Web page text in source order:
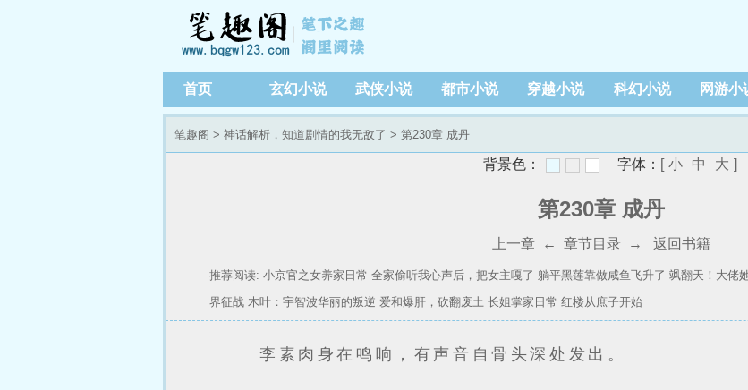
首页 玄幻小说 武侠小说 都市小说 穿越小说 科幻小说 网游小
笔趣阁 > 神话解析，知道剧情的我无敌了 > 第230章 成丹
背景色： 字体： [ 小 中 大 ]
第230章 成丹
上一章 ← 章节目录 → 返回书籍
推荐阅读: 小京官之女养家日常 全家偷听我心声后，把女主嘎了 躺平黑莲靠做咸鱼飞升了 飒翻天！大佬
界征战 木叶：宇智波华丽的叛逆 爱和爆肝，砍翻废土 长姐掌家日常 红楼从庶子开始
李素肉身在鸣响，有声音自骨头深处发出。